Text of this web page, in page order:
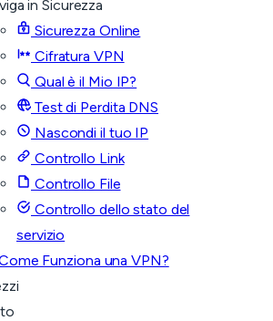
in Sicurezza
Sicurezza Online
Cifratura VPN
Qual è il Mio IP?
Test di Perdita DNS
Nascondi il tuo IP
Controllo Link
Controllo File
Controllo dello stato del
servizio
Funziona una VPN?